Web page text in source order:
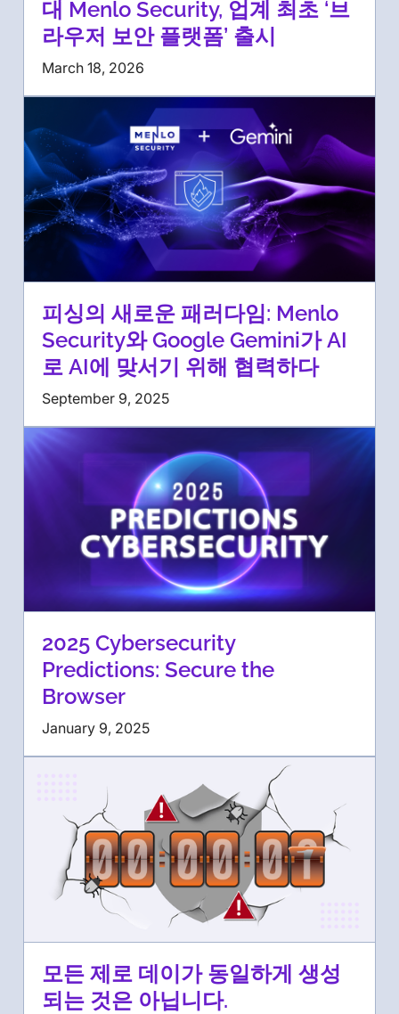
대 Menlo Security, 업계 최초 ‘브
라우저 보안 플랫폼’ 출시
March 18, 2026
피싱의 새로운 패러다임: Menlo
Security와 Google Gemini가 AI
로 AI에 맞서기 위해 협력하다
September 9, 2025
2025 Cybersecurity
Predictions: Secure the
Browser
January 9, 2025
모든 제로 데이가 동일하게 생성
되는 것은 아닙니다.